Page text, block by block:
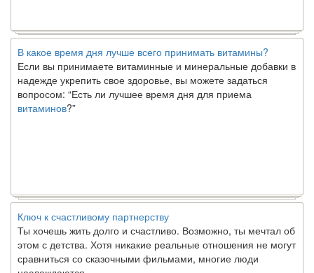
В какое время дня лучше всего принимать витамины?
Если вы принимаете витаминные и минеральные добавки в
надежде укрепить свое здоровье, вы можете задаться
вопросом: “Есть ли лучшее время дня для приема
витаминов ?”
Ты хочешь жить долго и счастливо. Возможно, ты мечтал об
этом с детства. Хотя никакие реальные отношения не могут
сравниться со сказочными фильмами, многие люди
наслаждаются...